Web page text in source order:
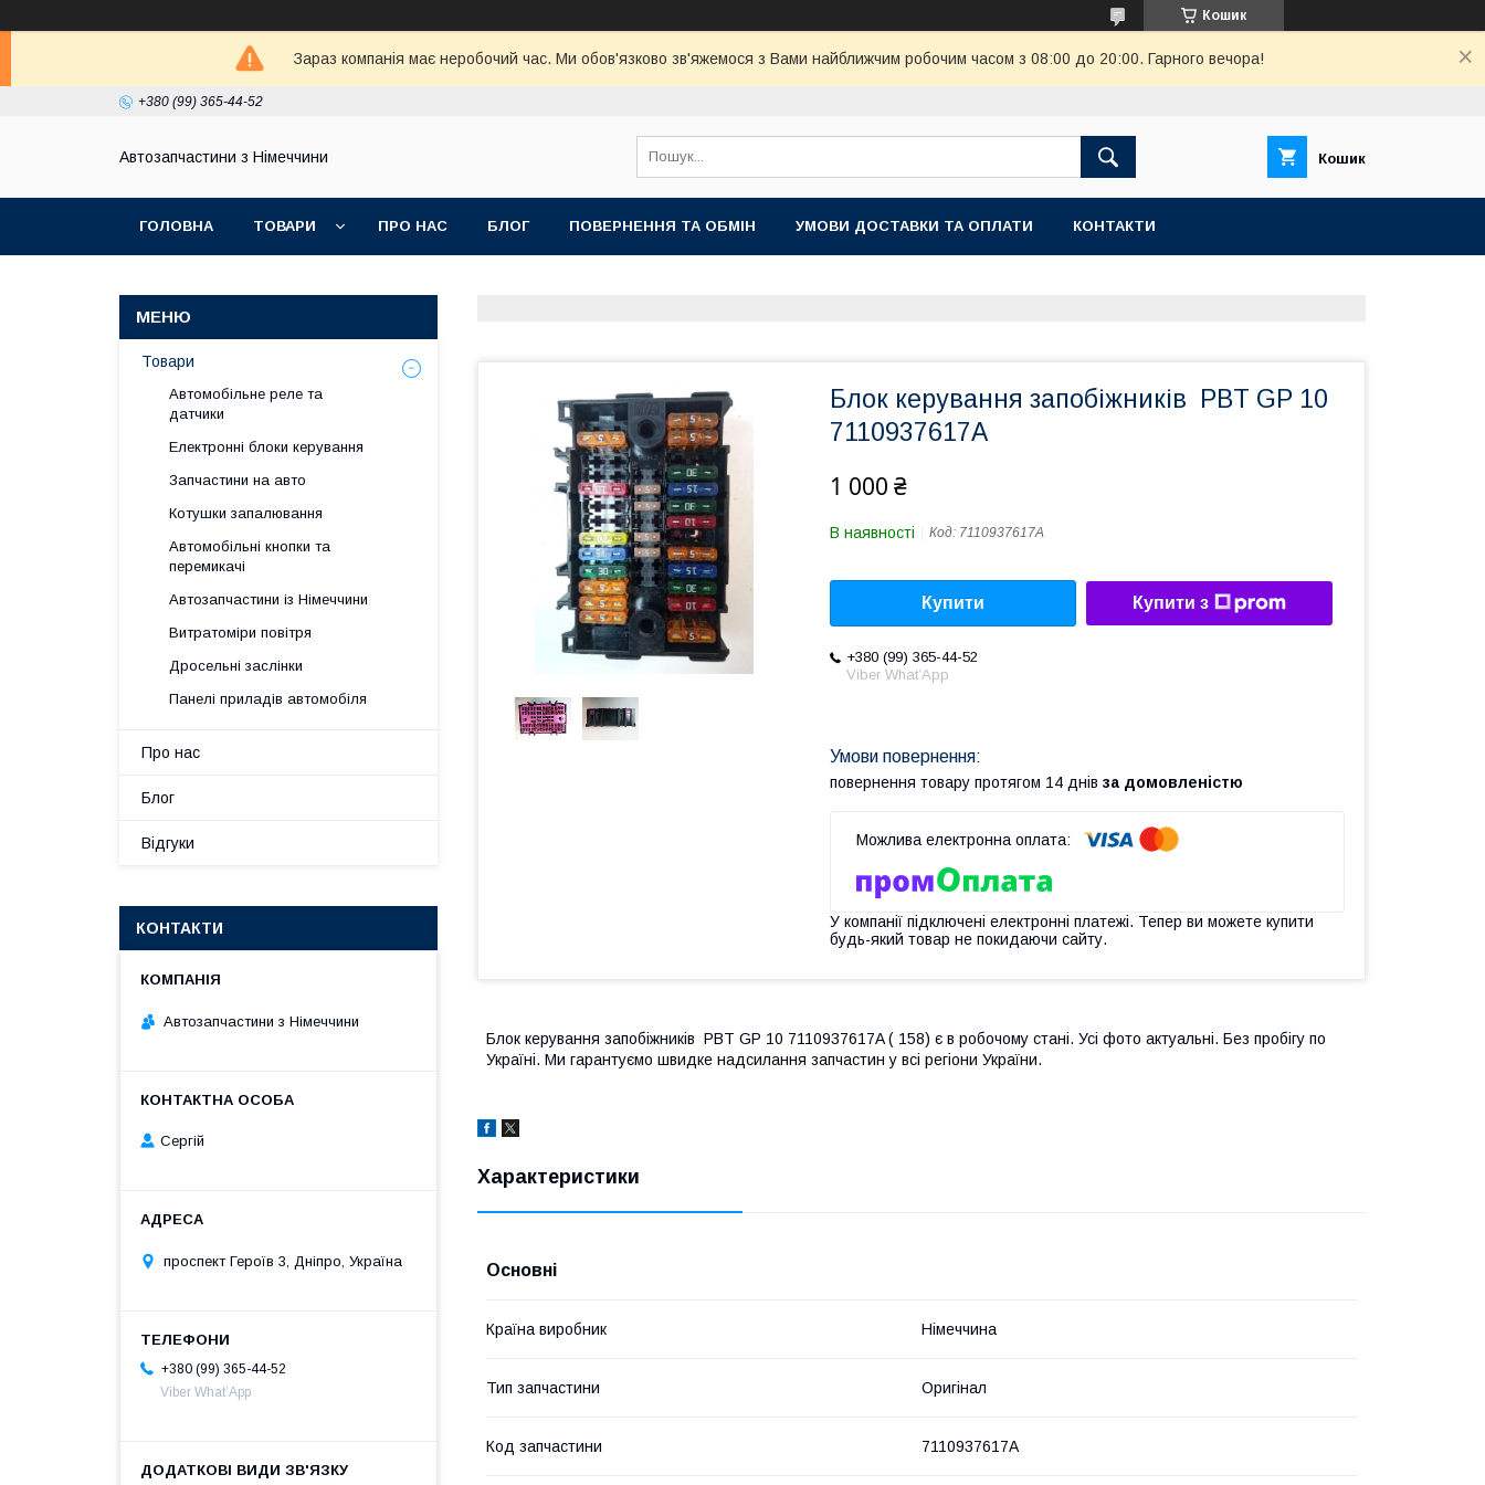
Кошик
Зараз компанія має неробочий час. Ми обов'язково зв'яжемося з Вами найближчим робочим часом з 08:00 до 20:00. Гарного вечора!
+380 (99) 365-44-52
Автозапчастини з Німеччини Кошик
ГОЛОВНА ТОВАРИ ПРО НАС БЛОГ ПОВЕРНЕННЯ ТА ОБМІН УМОВИ ДОСТАВКИ ТА ОПЛАТИ КОНТАКТИ
Блок керування запобіжників PBT GP 10
7110937617A
1 000 ₴
В наявності Код: 7110937617A
Купити Купити з
+380 (99) 365-44-52
Viber What’App
повернення товару протягом 14 днів за домовленістю
У компанії підключені електронні платежі. Тепер ви можете купити
будь-який товар не покидаючи сайту.
Блок керування запобіжників PBT GP 10 7110937617A ( 158) є в робочому стані. Усі фото актуальні. Без пробігу по
Україні. Ми гарантуємо швидке надсилання запчастин у всі регіони України.
Характеристики
Основні
Країна виробник Німеччина
Тип запчастини Оригінал
Код запчастини 7110937617A
Товари
Автомобільне реле та
датчики
Електронні блоки керування
Запчастини на авто
Котушки запалювання
Автомобільні кнопки та
перемикачі
Автозапчастини із Німеччини
Витратоміри повітря
Дросельні заслінки
Панелі приладів автомобіля
Про нас
Блог
Відгуки
КОНТАКТИ
Автозапчастини з Німеччини
Сергій
проспект Героїв 3, Дніпро, Україна
+380 (99) 365-44-52
Viber What’App